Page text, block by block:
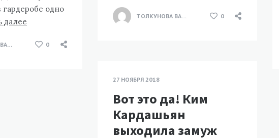
ТОЛКУНОВА ВАЛЕНТИНА 0
одно
далее
ТОЛКУНОВА ВАЛЕНТИНА 0
27 НОЯБРЯ 2018
Вот это да! Ким
Кардашьян
выходила замуж